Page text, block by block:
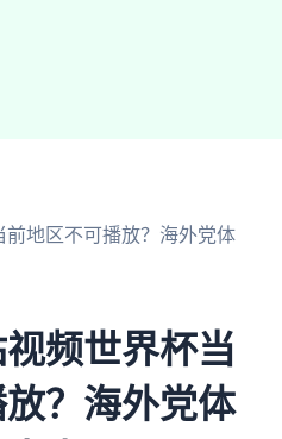
地区不可播放？海外党体
频世界杯当
？海外党体